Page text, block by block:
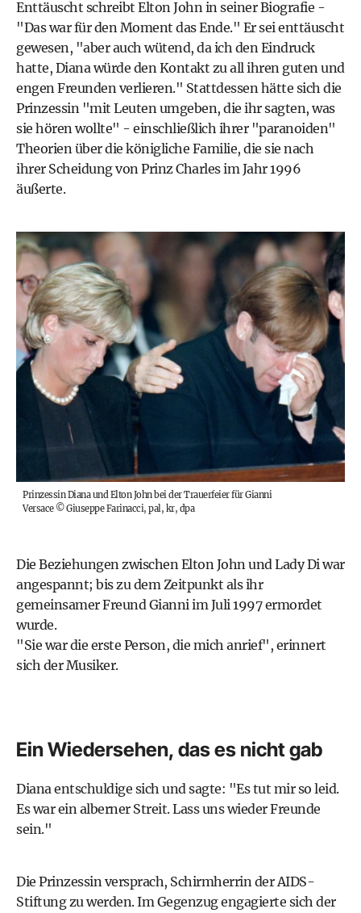
Enttäuscht schreibt Elton John in seiner Biografie -
"Das war für den Moment das Ende." Er sei enttäuscht
gewesen, "aber auch wütend, da ich den Eindruck
hatte, Diana würde den Kontakt zu all ihren guten und
engen Freunden verlieren." Stattdessen hätte sich die
Prinzessin "mit Leuten umgeben, die ihr sagten, was
sie hören wollte" - einschließlich ihrer "paranoiden"
Theorien über die königliche Familie, die sie nach
ihrer Scheidung von Prinz Charlesim Jahr 1996
äußerte.
Prinzessin Diana und Elton John bei der Trauerfeier für Gianni
Versace©Giuseppe Farinacci, pal, kr, dpa
Die Beziehungen zwischen Elton John und Lady Di war
angespannt; bis zu dem Zeitpunkt als ihr
gemeinsamer Freund Gianni im Juli 1997 ermordet
wurde.
"Sie war die erste Person, die mich anrief", erinnert
sich der Musiker.
Ein Wiedersehen, das es nicht gab
Diana entschuldige sich und sagte: "Es tut mir so leid.
Es war ein alberner Streit. Lass uns wieder Freunde
sein."
Die Prinzessin versprach, Schirmherrin der AIDS-
Stiftung zu werden. Im Gegenzug engagierte sich der